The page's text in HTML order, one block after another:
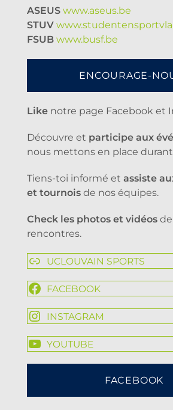
ASEUS www.aseus.be
STUV
FSUB www.busf.be
ENCOURAGE-
Like notre page Facebook et
Découvre et participe aux
nous mettons en place
Tiens-toi informé et assiste
et tournois de nos équipes.
Check les photos et vidéos
rencontres.
UCLOUVAIN SPORTS
FACEBOOK
INSTAGRAM
YOUTUBE
FACEBOOK